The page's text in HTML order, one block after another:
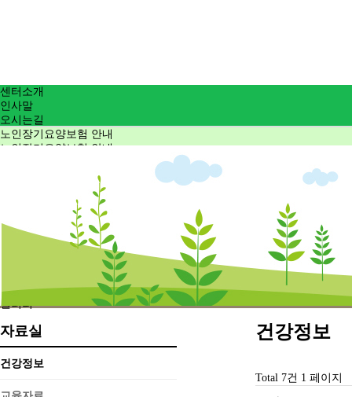
센터소개
인사말
오시는길
노인장기요양보험 안내
노인장기요양보험 안내
상담신청
갤러리
갤러리
자료실
건강정보
건강정보
Total 7건 1 페이지